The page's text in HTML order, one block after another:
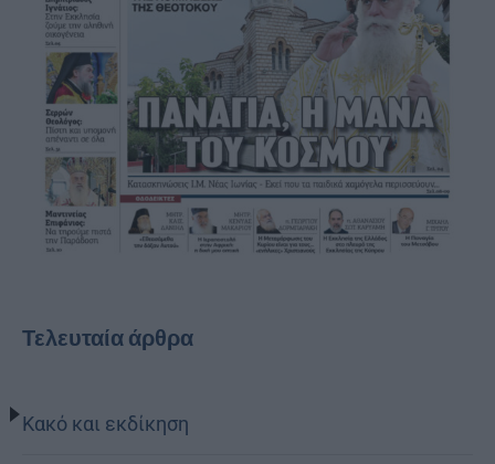
Τελευταία άρθρα
Κακό και εκδίκηση